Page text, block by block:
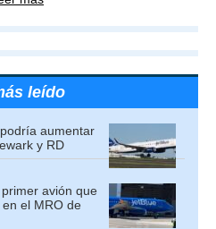
leído
aumentar
y RD
avión que
el MRO de